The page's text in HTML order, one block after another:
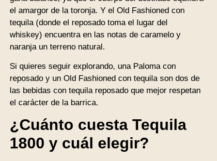
el amargor de la toronja. Y el Old Fashioned con
tequila (donde el reposado toma el lugar del
whiskey) encuentra en las notas de caramelo y
naranja un terreno natural.
Si quieres seguir explorando, una Paloma con
reposado y un Old Fashioned con tequila son dos de
las bebidas con tequila reposado que mejor respetan
el carácter de la barrica.
¿Cuánto cuesta Tequila
1800 y cuál elegir?